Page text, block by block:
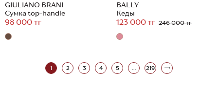
GIULIANO BRANI
Сумка top-handle
98 000 тг
BALLY
Кеды
123 000 тг 246 000 тг
1 2 3 4 5 ... 219